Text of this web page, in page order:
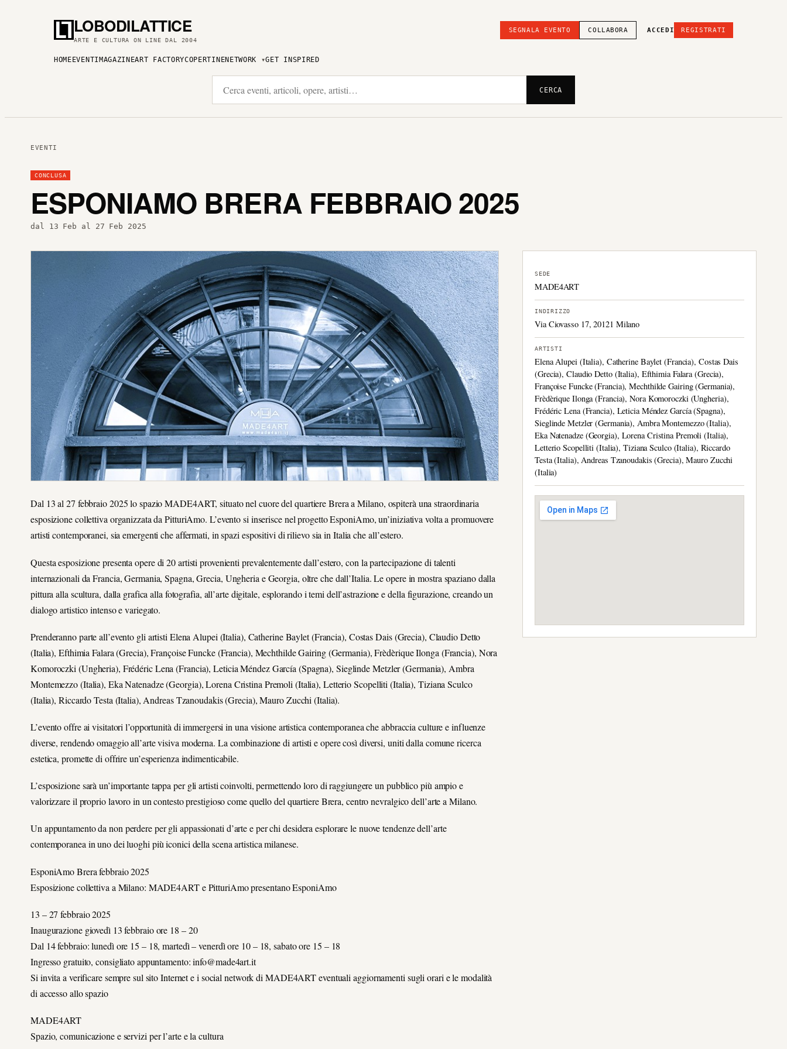
LOBODILATTICE
ARTE E CULTURA ON LINE DAL 2004
SEGNALA EVENTO COLLABORA ACCEDI REGISTRATI
HOME EVENTI MAGAZINEART FACTORYCOPERTINENETWORK GET INSPIRED
CERCA
EVENTI
CONCLUSA
ESPONIAMO BRERA FEBBRAIO 2025
dal 13 Feb al 27 Feb 2025
Dal 13 al 27 febbraio 2025 lo spazio MADE4ART, situato nel cuore del quartiere Brera a Milano, ospiterà una straordinaria
esposizione collettiva organizzata da PitturiAmo. L’evento si inserisce nel progetto EsponiAmo, un’iniziativa volta a promuovere
artisti contemporanei, sia emergenti che affermati, in spazi espositivi di rilievo sia in Italia che all’estero.
Questa esposizione presenta opere di 20 artisti provenienti prevalentemente dall’estero, con la partecipazione di talenti
internazionali da Francia, Germania, Spagna, Grecia, Ungheria e Georgia, oltre che dall’Italia. Le opere in mostra spaziano dalla
pittura alla scultura, dalla grafica alla fotografia, all’arte digitale, esplorando i temi dell’astrazione e della figurazione, creando un
dialogo artistico intenso e variegato.
Prenderanno parte all’evento gli artisti Elena Alupei (Italia), Catherine Baylet (Francia), Costas Dais (Grecia), Claudio Detto
(Italia), Efthimia Falara (Grecia), Françoise Funcke (Francia), Mechthilde Gairing (Germania), Frèdèrique Ilonga (Francia), Nora
Komoroczki (Ungheria), Frédéric Lena (Francia), Leticia Méndez García (Spagna), Sieglinde Metzler (Germania), Ambra
Montemezzo (Italia), Eka Natenadze (Georgia), Lorena Cristina Premoli (Italia), Letterio Scopelliti (Italia), Tiziana Sculco
(Italia), Riccardo Testa (Italia), Andreas Tzanoudakis (Grecia), Mauro Zucchi (Italia).
L’evento offre ai visitatori l’opportunità di immergersi in una visione artistica contemporanea che abbraccia culture e influenze
diverse, rendendo omaggio all’arte visiva moderna. La combinazione di artisti e opere così diversi, uniti dalla comune ricerca
estetica, promette di offrire un’esperienza indimenticabile.
L’esposizione sarà un’importante tappa per gli artisti coinvolti, permettendo loro di raggiungere un pubblico più ampio e
valorizzare il proprio lavoro in un contesto prestigioso come quello del quartiere Brera, centro nevralgico dell’arte a Milano.
Un appuntamento da non perdere per gli appassionati d’arte e per chi desidera esplorare le nuove tendenze dell’arte
contemporanea in uno dei luoghi più iconici della scena artistica milanese.
EsponiAmo Brera febbraio 2025
Esposizione collettiva a Milano: MADE4ART e PitturiAmo presentano EsponiAmo
13 – 27 febbraio 2025
Inaugurazione giovedì 13 febbraio ore 18 – 20
Dal 14 febbraio: lunedì ore 15 – 18, martedì – venerdì ore 10 – 18, sabato ore 15 – 18
Ingresso gratuito, consigliato appuntamento: info@made4art.it
Si invita a verificare sempre sul sito Internet e i social network di MADE4ART eventuali aggiornamenti sugli orari e le modalità
di accesso allo spazio
MADE4ART
Spazio, comunicazione e servizi per l’arte e la cultura
SEDE
MADE4ART
INDIRIZZO
Via Ciovasso 17, 20121 Milano
ARTISTI
Elena Alupei (Italia), Catherine Baylet (Francia), Costas Dais
(Grecia), Claudio Detto (Italia), Efthimia Falara (Grecia),
Françoise Funcke (Francia), Mechthilde Gairing (Germania),
Frèdèrique Ilonga (Francia), Nora Komoroczki (Ungheria),
Frédéric Lena (Francia), Leticia Méndez García (Spagna),
Sieglinde Metzler (Germania), Ambra Montemezzo (Italia),
Eka Natenadze (Georgia), Lorena Cristina Premoli (Italia),
Letterio Scopelliti (Italia), Tiziana Sculco (Italia), Riccardo
Testa (Italia), Andreas Tzanoudakis (Grecia), Mauro Zucchi
(Italia)